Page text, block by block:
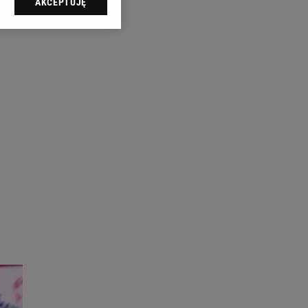
sp. z o.o., jej
swoje preferencje
celów identyfikacji.
reklam i treści,